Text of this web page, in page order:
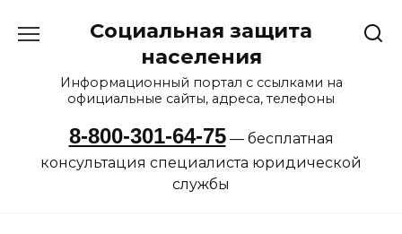
Социальная защита
населения
Информационный портал с ссылками на
официальные сайты, адреса, телефоны
8-800-301-64-75— бесплатная
консультация специалиста юридической
службы